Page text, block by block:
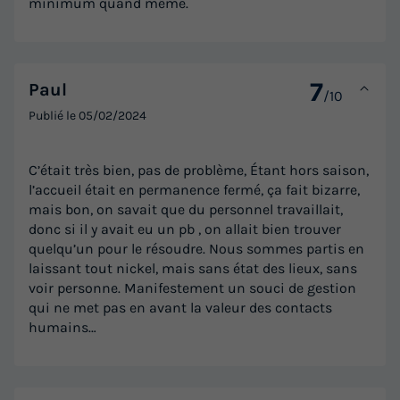
Paul 7/10
Publié le05/02/2024
C’était très bien, pas de problème, Étant hors saison,
l’accueil était en permanence fermé, ça fait bizarre,
mais bon, on savait que du personnel travaillait,
donc si il y avait eu un pb , on allait bien trouver
quelqu’un pour le résoudre. Nous sommes partis en
laissant tout nickel, mais sans état des lieux, sans
voir personne. Manifestement un souci de gestion
qui ne met pas en avant la valeur des contacts
humains…